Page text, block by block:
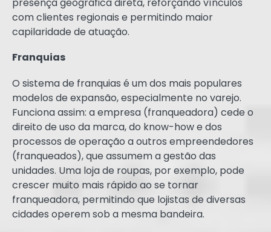
com clientes regionais e permitindo maior
capilaridade de atuação.
Franquias
O sistema de franquias é um dos mais populares
modelos de expansão, especialmente no varejo.
Funciona assim: a empresa (franqueadora) cede o
direito de uso da marca, do know-how e dos
processos de operação a outros empreendedores
(franqueados), que assumem a gestão das
unidades. Uma loja de roupas, por exemplo, pode
crescer muito mais rápido ao se tornar
franqueadora, permitindo que lojistas de diversas
cidades operem sob a mesma bandeira.